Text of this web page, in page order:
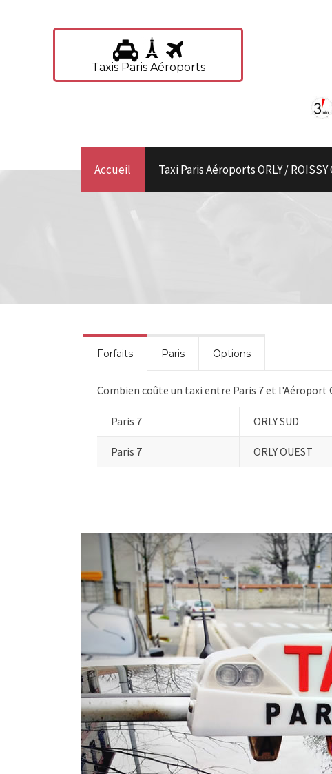
Taxis Paris Aéroports
Accueil Taxi Paris Aéroports ORLY / ROISSY
Forfaits Paris Options
Combien coûte un taxi entre Paris 7 et l'Aéroport
Paris 7 ORLY SUD
Paris 7 ORLY OUEST